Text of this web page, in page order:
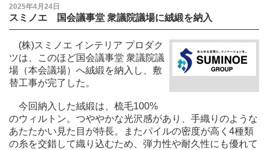
2025年4月24日
スミノエ 国会議事堂 衆議院議場に絨緞を納入
(株)スミノエ インテリア プロダク
ツは、このほど国会議事堂 衆議院議
場（本会議場）へ絨緞を納入し、敷
替工事が完了した。
今回納入した絨緞は、梳毛100%
のウィルトン。つややかな光沢感があり、手織りのような
あたたかい見た目が特⻑。またパイルの密度が高く4種類
の糸を交錯して織り込むため、弾力性や耐久性にも優れて